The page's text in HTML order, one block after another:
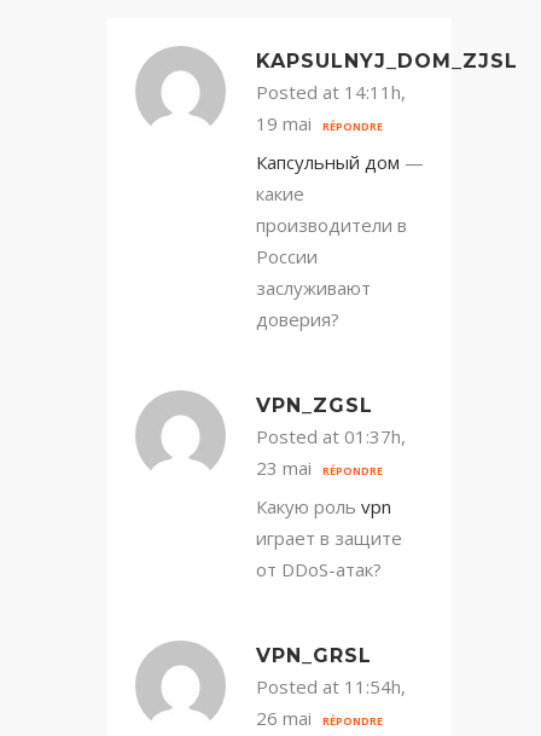
KAPSULNYJ_DOM_ZJSL
Posted at 14:11h,
19 mai
RÉPONDRE
Капсульный дом —
какие
производители в
России
заслуживают
доверия?
VPN_ZGSL
Posted at 01:37h,
23 mai
RÉPONDRE
Какую роль vpn
играет в защите
от DDoS-атак?
VPN_GRSL
Posted at 11:54h,
26 mai
RÉPONDRE